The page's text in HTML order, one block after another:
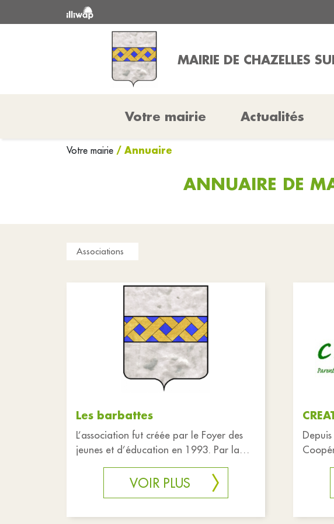
MAIRIE DE CHAZELLES
Votre mairie Actualités
Votre mairie / Annuaire
ANNUAIRE DE
Associations
Les barbattes
L’association fut créée par le Foyer des
jeunes et d’éducation en 1993. Par la
suite, elle s’est appelée "Les Barbattes"
VOIR PLUS
d’un